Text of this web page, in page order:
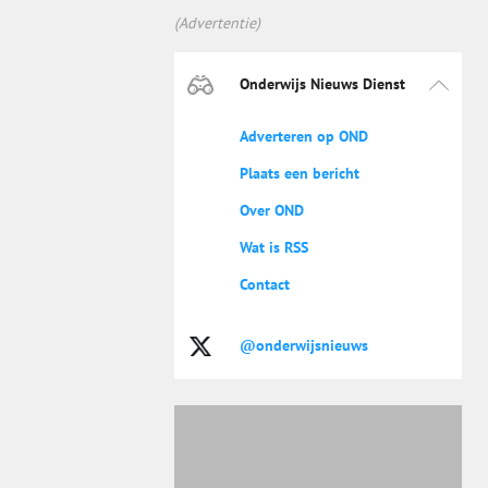
(Advertentie)
Onderwijs Nieuws Dienst
Adverteren op OND
Plaats een bericht
Over OND
Wat is RSS
Contact
@onderwijsnieuws